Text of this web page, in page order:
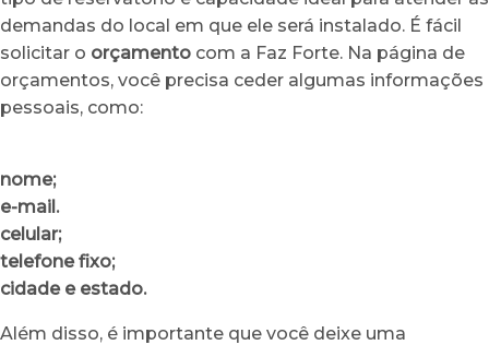
demandas do local em que ele será instalado. É fácil
solicitar o orçamento com a Faz Forte. Na página de
orçamentos, você precisa ceder algumas informações
pessoais, como:
nome;
e-mail.
celular;
telefone fixo;
cidade e estado.
Além disso, é importante que você deixe uma